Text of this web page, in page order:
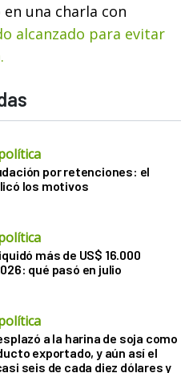
en una charla con
alcanzado para evitar
por retenciones: el
los motivos
más de US$ 16.000
qué pasó en julio
a la harina de soja como
exportado, y aún así el
seis de cada diez dólares y